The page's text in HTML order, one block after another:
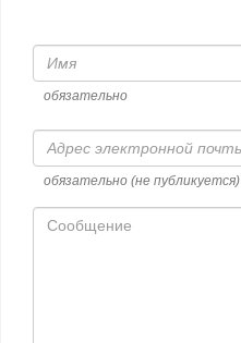
Имя
обязательно
Адрес
электронной
почты
обязательно (не публикуется)
Сообщение